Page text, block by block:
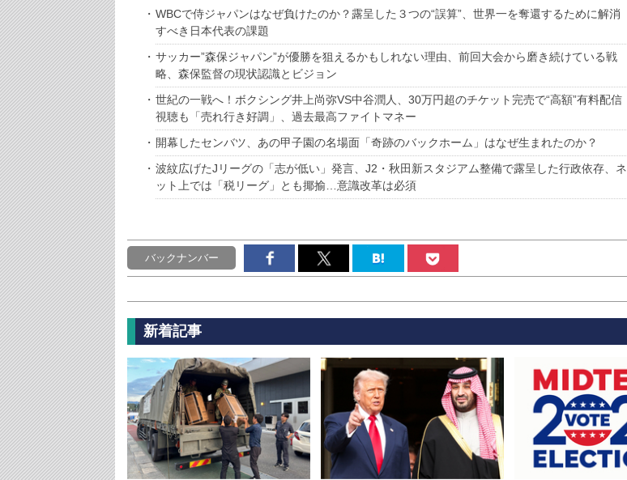
WBCで侍ジャパンはなぜ負けたのか？露呈した３つの“誤算”、世界一を奪還するために解消
すべき日本代表の課題
サッカー”森保ジャパン”が優勝を狙えるかもしれない理由、前回大会から磨き続けている戦
略、森保監督の現状認識とビジョン
世紀の一戦へ！ボクシング井上尚弥VS中谷潤人、30万円超のチケット完売で“高額”有料配信
視聴も「売れ行き好調」、過去最高ファイトマネー
開幕したセンバツ、あの甲子園の名場面「奇跡のバックホーム」はなぜ生まれたのか？
波紋広げたJリーグの「志が低い」発言、J2・秋田新スタジアム整備で露呈した行政依存、ネ
ット上では「税リーグ」とも揶揄…意識改革は必須
バックナンバー
新着記事